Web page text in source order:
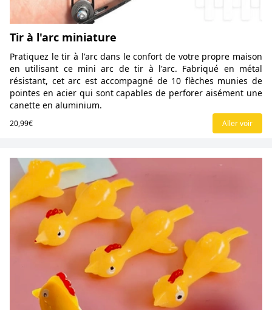
Tir à l'arc miniature
Pratiquez le tir à l'arc dans le confort de votre propre maison
en utilisant ce mini arc de tir à l'arc. Fabriqué en métal
résistant, cet arc est accompagné de 10 flèches munies de
pointes en acier qui sont capables de perforer aisément une
canette en aluminium.
20,99€ Aller voir